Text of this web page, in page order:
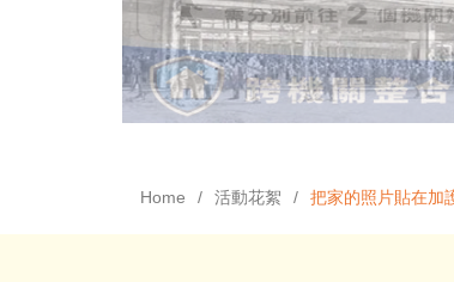
Home 活動花絮 把家的照片貼在加